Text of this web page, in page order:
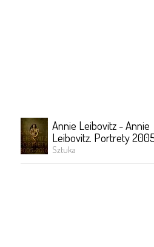
Annie Leibovitz - Annie
Leibovitz. Portrety
Sztuka